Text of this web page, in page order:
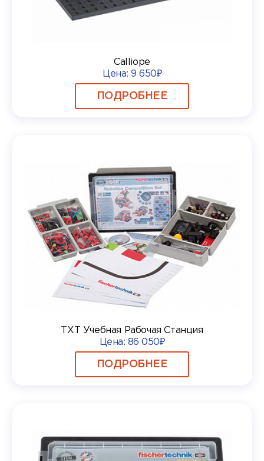
Calliope
Цена: 9 650₽
ПОДРОБНЕЕ
TXT Учебная Рабочая Станция
Цена: 86 050₽
ПОДРОБНЕЕ